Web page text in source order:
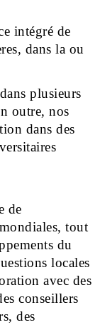
intégré de
dans la ou
plusieurs
outre, nos
dans des
de
tout
du
locales
avec des
conseillers
des